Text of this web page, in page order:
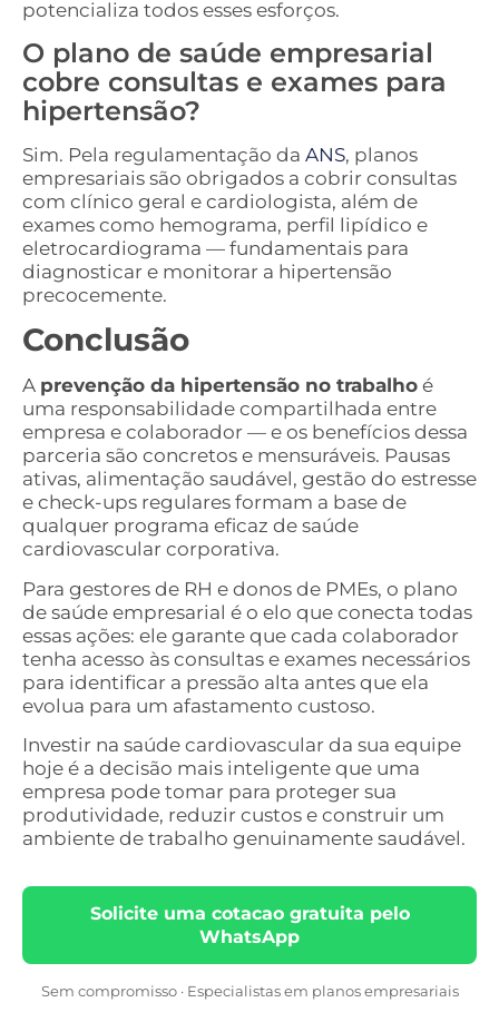
potencializa todos esses esforços.
O plano de saúde empresarial
cobre consultas e exames para
hipertensão?
Sim. Pela regulamentação da ANS, planos
empresariais são obrigados a cobrir consultas
com clínico geral e cardiologista, além de
exames como hemograma, perfil lipídico e
eletrocardiograma — fundamentais para
diagnosticar e monitorar a hipertensão
precocemente.
Conclusão
A prevenção da hipertensão no trabalho é
uma responsabilidade compartilhada entre
empresa e colaborador — e os benefícios dessa
parceria são concretos e mensuráveis. Pausas
ativas, alimentação saudável, gestão do estresse
e check-ups regulares formam a base de
qualquer programa eficaz de saúde
cardiovascular corporativa.
Para gestores de RH e donos de PMEs, o plano
de saúde empresarial é o elo que conecta todas
essas ações: ele garante que cada colaborador
tenha acesso às consultas e exames necessários
para identificar a pressão alta antes que ela
evolua para um afastamento custoso.
Investir na saúde cardiovascular da sua equipe
hoje é a decisão mais inteligente que uma
empresa pode tomar para proteger sua
produtividade, reduzir custos e construir um
ambiente de trabalho genuinamente saudável.
Solicite uma cotacao gratuita pelo
WhatsApp
Sem compromisso · Especialistas em planos empresariais